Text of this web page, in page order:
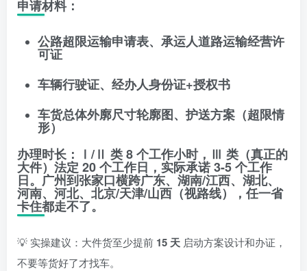
申请材料：
公路超限运输申请表、承运人道路运输经营许
可证
车辆行驶证、经办人身份证+授权书
车货总体外廓尺寸轮廓图、护送方案（超限情
形）
办理时长 ：Ⅰ/Ⅱ 类 8 个工作小时，Ⅲ 类（真正的
大件）法定 20 个工作日，实际承诺 3-5 个工作
日。广州到张家口横跨广东、湖南/江西、湖北、
河南、河北、北京/天津/山西（视路线），任一省
卡住都走不了。
💡 实操建议：大件货至少提前 15 天 启动方案设计和办证，
不要等货好了才找车。